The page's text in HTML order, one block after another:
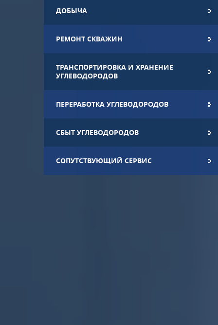
ДОБЫЧА
РЕМОНТ СКВАЖИН
ТРАНСПОРТИРОВКА И ХРАНЕНИЕ
УГЛЕВОДОРОДОВ
ПЕРЕРАБОТКА УГЛЕВОДОРОДОВ
СБЫТ УГЛЕВОДОРОДОВ
СОПУТСТВУЮЩИЙ СЕРВИС